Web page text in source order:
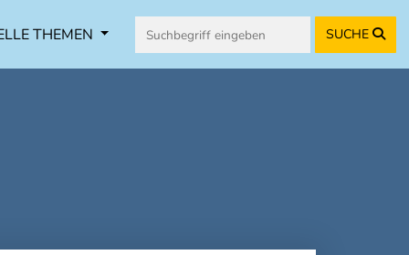
THEMEN SUCHE